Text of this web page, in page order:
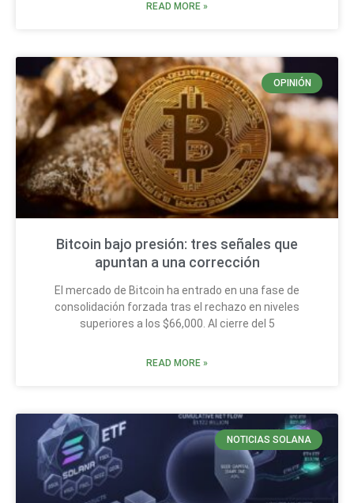
READ MORE »
OPINIÓN
Bitcoin bajo presión: tres señales que
apuntan a una corrección
El mercado de Bitcoin ha entrado en una fase de
consolidación forzada tras el rechazo en niveles
superiores a los $66,000. Al cierre del 5
READ MORE »
NOTICIAS SOLANA